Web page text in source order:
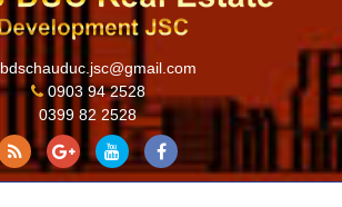
bdschauduc.jsc@gmail.com
0903 94 2528
0399 82 2528